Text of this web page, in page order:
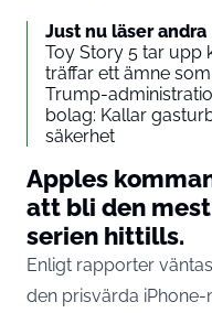
Just nu läser andra
Toy Story 5 tar upp
träffar ett ämne
Trump-
bolag: Kallar
säkerhet
Apples
att bli den
serien hittills.
Enligt rapporter
den prisvärda